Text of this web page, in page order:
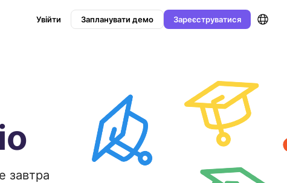
Увійти Запланувати демо Зареєструватися
завтра